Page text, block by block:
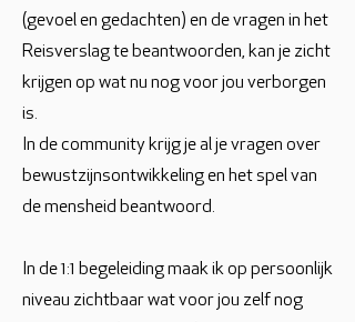
(gevoel en gedachten) en de vragen in het
Reisverslag te beantwoorden, kan je zicht
krijgen op wat nu nog voor jou verborgen
is.
In de community krijg je al je vragen over
bewustzijnsontwikkeling en het spel van
de mensheid beantwoord.
In de 1:1 begeleiding maak ik op persoonlijk
niveau zichtbaar wat voor jou zelf nog